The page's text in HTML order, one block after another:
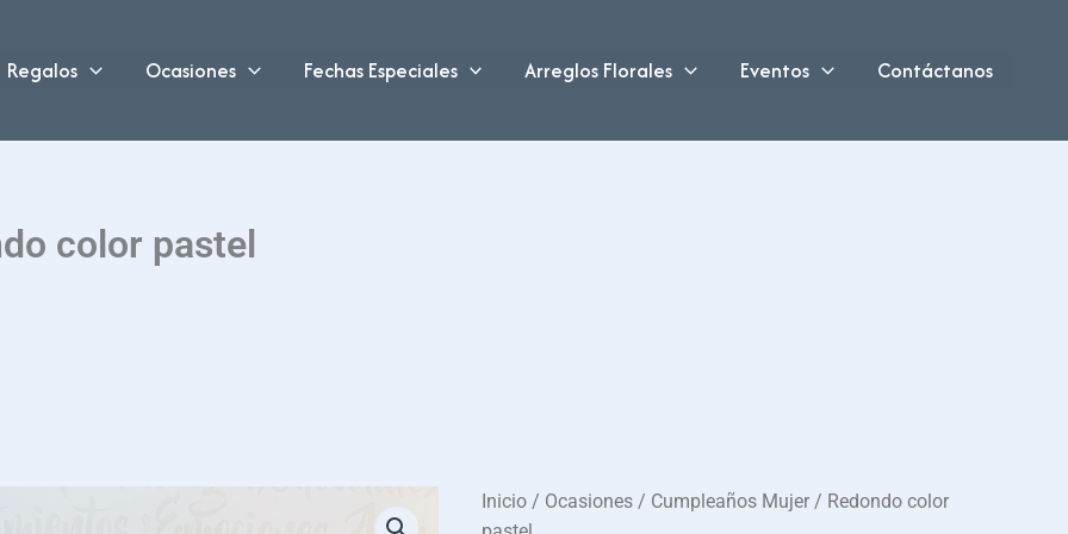
Regalos Ocasiones Fechas Especiales Arreglos Florales Eventos Contáctanos
color pastel
Inicio / Ocasiones / Cumpleaños Mujer / Redondo color